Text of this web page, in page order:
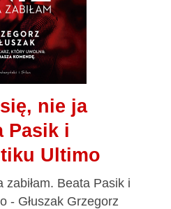
nie ja
Pasik i
Ultimo
Beata Pasik i
- Głuszak Grzegorz